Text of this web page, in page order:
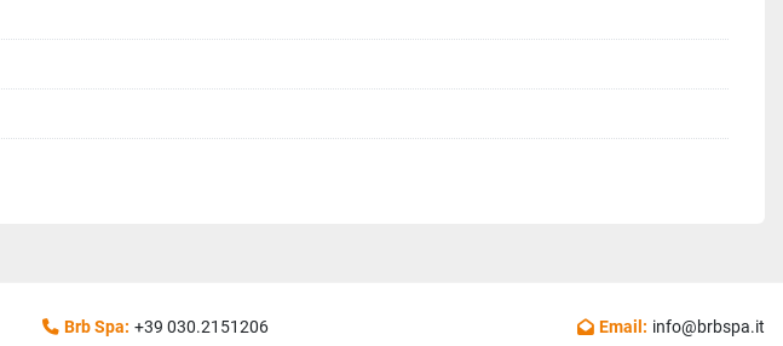
Brb Spa: +39 030.2151206 Email: info@brbspa.it